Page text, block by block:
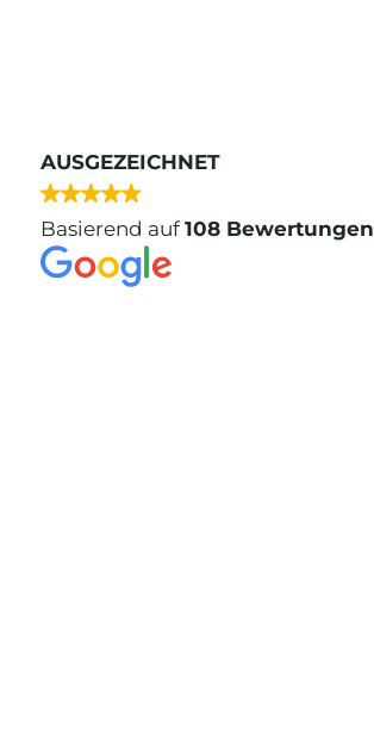
AUSGEZEICHNET
Basierend auf108 Bewertungen